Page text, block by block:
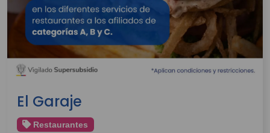
El Garaje
Restaurantes